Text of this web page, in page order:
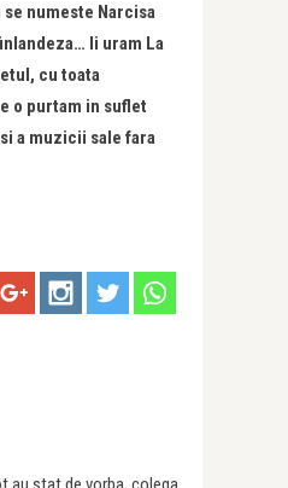
numeste Narcisa
Ii uram La
cu toata
o purtam in suflet
a muzicii sale fara